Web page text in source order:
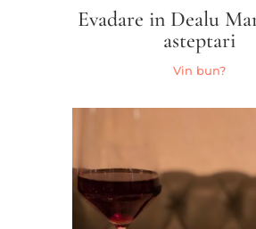
Evadare in Dealu
asteptari
Vin bun?